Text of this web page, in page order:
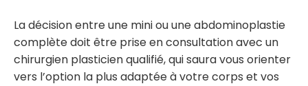
La décision entre une mini ou une abdominoplastie
complète doit être prise en consultation avec un
chirurgien plasticien qualifié, qui saura vous orienter
vers l’option la plus adaptée à votre corps et vos